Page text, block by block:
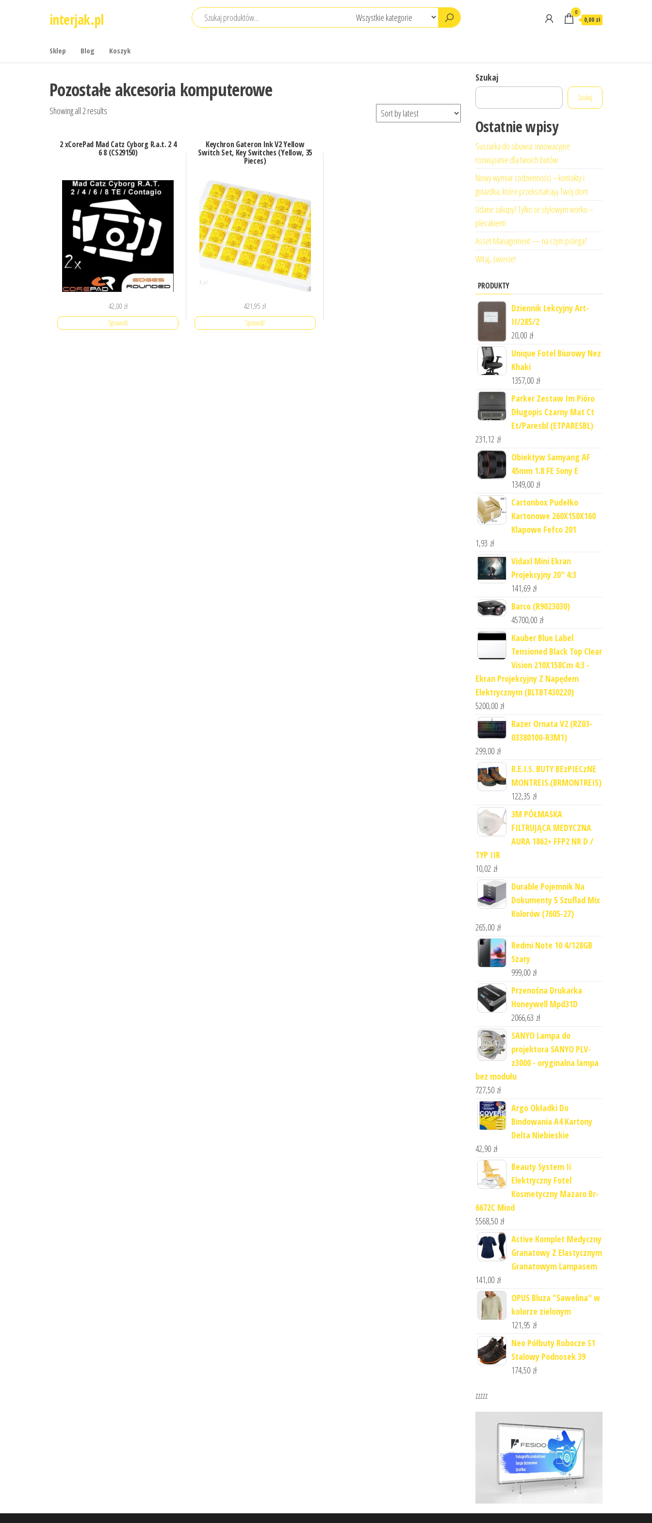
interjak.pl 0
0,00 zł
Sklep Blog Koszyk
Pozostałe akcesoria komputerowe
Showing all 2 results
2 xCorePad Mad Catz Cyborg R.a.t. 2 4
6 8 (CS29150)
42,00 zł
Sprawdź
Keychron Gateron Ink V2 Yellow
Switch Set, Key Switches (Yellow, 35
Pieces)
421,95 zł
Sprawdź
Szukaj
Szukaj
Ostatnie wpisy
Suszarka do obuwia: innowacyjne
rozwiązanie dla twoich butów
Nowy wymiar codzienności – kontakty i
gniazdka, które przekształcają Twój dom
Udane zakupy? Tylko ze stylowym worko –
plecakiem!
Asset Management — na czym polega?
Witaj, świecie!
PRODUKTY
Dziennik Lekcyjny Art-
II/285/2
20,00 zł
Unique Fotel Biurowy Nez
Khaki
1357,00 zł
Parker Zestaw Im Pióro
Długopis Czarny Mat Ct
Et/Paresbl (ETPARESBL)
231,12 zł
Obiektyw Samyang AF
45mm 1.8 FE Sony E
1349,00 zł
Cartonbox Pudełko
Kartonowe 260X150X160
Klapowe Fefco 201
1,93 zł
Vidaxl Mini Ekran
Projekcyjny 20" 4:3
141,69 zł
Barco (R9023030)
45700,00 zł
Kauber Blue Label
Tensioned Black Top Clear
Vision 210X158Cm 4:3 -
Ekran Projekcyjny Z Napędem
Elektrycznym (BLTBT430220)
5200,00 zł
Razer Ornata V2 (RZ03-
03380100-R3M1)
299,00 zł
R.E.I.S. BUTY BEzPIECzNE
MONTREIS.(BRMONTREIS)
122,35 zł
3M PÓŁMASKA
FILTRUJĄCA MEDYCZNA
AURA 1862+ FFP2 NR D /
TYP IIR
10,02 zł
Durable Pojemnik Na
Dokumenty 5 Szuflad Mix
Kolorów (7605-27)
265,00 zł
Redmi Note 10 4/128GB
Szary
999,00 zł
Przenośna Drukarka
Honeywell Mpd31D
2066,63 zł
SANYO Lampa do
projektora SANYO PLV-
z3000 - oryginalna lampa
bez modułu
727,50 zł
Argo Okładki Do
Bindowania A4 Kartony
Delta Niebieskie
42,90 zł
Beauty System Ii
Elektryczny Fotel
Kosmetyczny Mazaro Br-
6672C Miod
5568,50 zł
Active Komplet Medyczny
Granatowy Z Elastycznym
Granatowym Lampasem
141,00 zł
OPUS Bluza "Sawelina" w
kolorze zielonym
121,95 zł
Neo Półbuty Robocze S1
Stalowy Podnosek 39
174,50 zł
zzzzz